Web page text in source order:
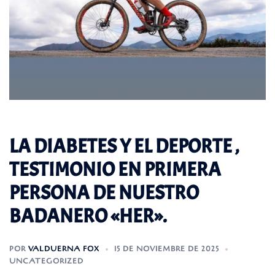
LA DIABETES Y EL DEPORTE ,
TESTIMONIO EN PRIMERA
PERSONA DE NUESTRO
BADANERO «HER».
POR VALDUERNA FOX
15 DE NOVIEMBRE DE 2025
UNCATEGORIZED